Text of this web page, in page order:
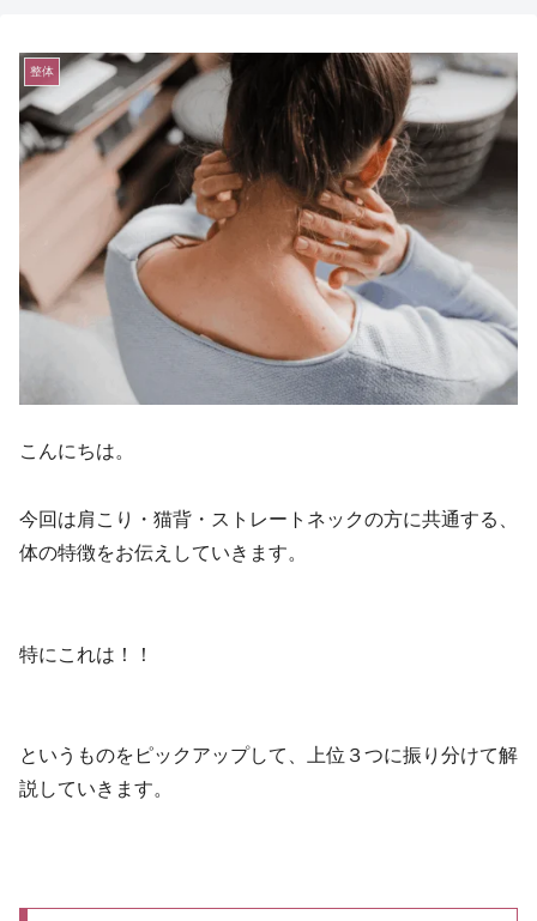
整体
こんにちは。
今回は肩こり・猫背・ストレートネックの方に共通する、
体の特徴をお伝えしていきます。
特にこれは！！
というものをピックアップして、上位３つに振り分けて解
説していきます。